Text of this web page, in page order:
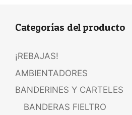
Categorías del producto
¡REBAJAS!
AMBIENTADORES
BANDERINES Y CARTELES
BANDERAS FIELTRO